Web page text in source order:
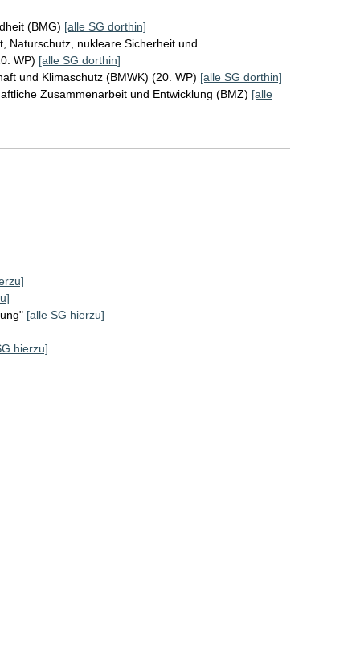
(BMG) [alle SG dorthin]
Naturschutz, nukleare Sicherheit und
WP) [alle SG dorthin]
und Klimaschutz (BMWK) (20. WP) [alle SG dorthin]
Zusammenarbeit und Entwicklung (BMZ) [alle
[alle SG hierzu]
hierzu]